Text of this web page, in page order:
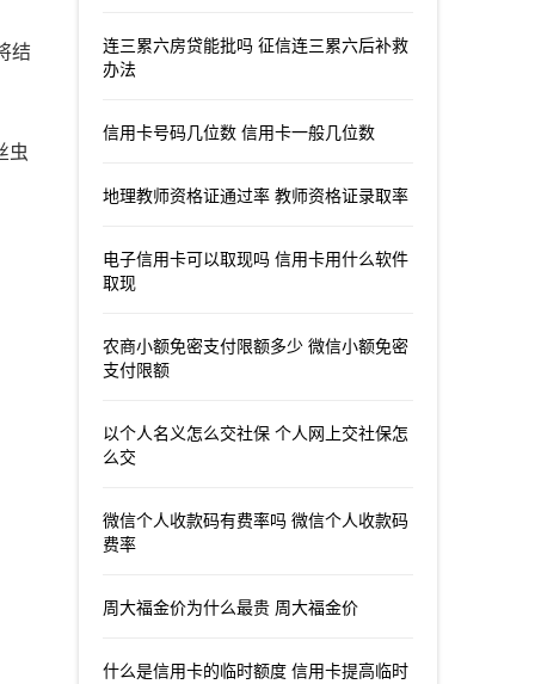
结
虫
连三累六房贷能批吗 征信连三累六后补救
办法
信用卡号码几位数 信用卡一般几位数
地理教师资格证通过率 教师资格证录取率
电子信用卡可以取现吗 信用卡用什么软件
取现
农商小额免密支付限额多少 微信小额免密
支付限额
以个人名义怎么交社保 个人网上交社保怎
么交
微信个人收款码有费率吗 微信个人收款码
费率
周大福金价为什么最贵 周大福金价
什么是信用卡的临时额度 信用卡提高临时